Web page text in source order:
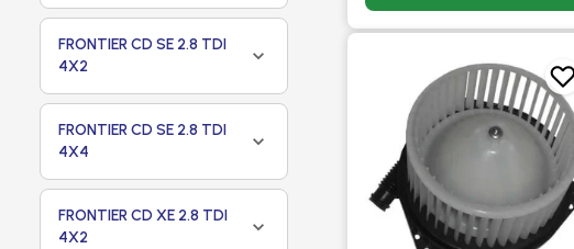
FRONTIER CD SE 2.8 TDI
4X2
FRONTIER CD SE 2.8 TDI
4X4
FRONTIER CD XE 2.8 TDI
4X2